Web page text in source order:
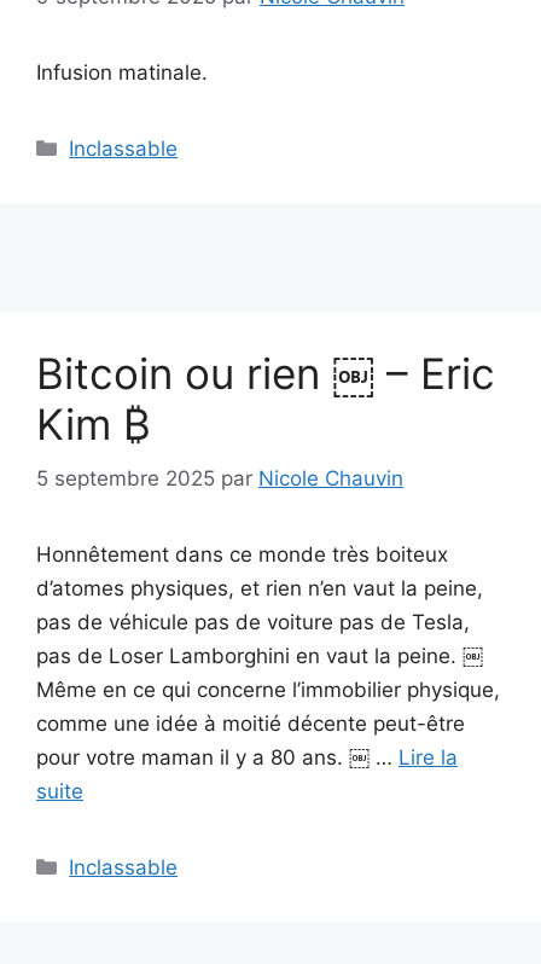
Infusion matinale.
Catégories
Inclassable
Bitcoin ou rien ￼ – Eric
Kim ₿
5 septembre 2025 par Nicole Chauvin
Honnêtement dans ce monde très boiteux
d’atomes physiques, et rien n’en vaut la peine,
pas de véhicule pas de voiture pas de Tesla,
pas de Loser Lamborghini en vaut la peine. ￼
Même en ce qui concerne l’immobilier physique,
comme une idée à moitié décente peut-être
pour votre maman il y a 80 ans. ￼ … Lire la
suite
Catégories
Inclassable